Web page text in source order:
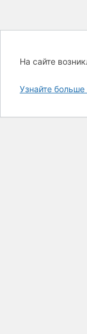
На сайте
Узнайте